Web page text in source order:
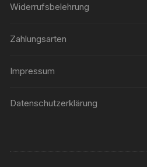
Widerrufsbelehrung
Zahlungsarten
Impressum
Datenschutzerklärung